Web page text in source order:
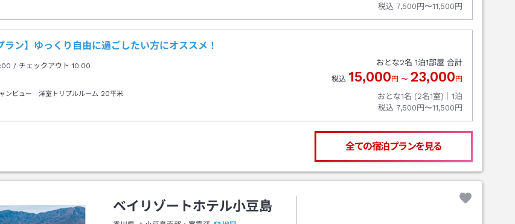
税込 7,500円〜11,500円
ラン】ゆっくり自由に過ごしたい方にオススメ！
/ チェックアウト 10:00
ャンビュー 洋室トリプルルーム 20平米
おとな2名 1泊1部屋 合計
税込 15,000 円 〜 23,000 円
おとな1名 (2名1室)｜ 1泊
税込 7,500円〜11,500円
全ての宿泊プランを見る
ベイリゾートホテル小豆島